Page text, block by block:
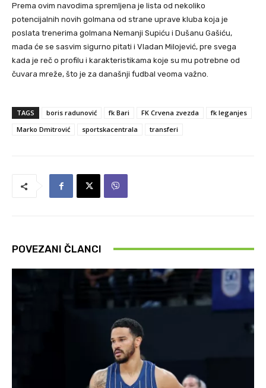
Prema ovim navodima spremljena je lista od nekoliko
potencijalnih novih golmana od strane uprave kluba koja je
poslata trenerima golmana Nemanji Supiću i Dušanu Gašiću,
mada će se sasvim sigurno pitati i Vladan Milojević, pre svega
kada je reč o profilu i karakteristikama koje su mu potrebne od
čuvara mreže, što je za današnji fudbal veoma važno.
TAGS boris radunović fk Bari FK Crvena zvezda
fk leganjes
Marko Dmitrović
sportskacentrala transferi
POVEZANI ČLANCI